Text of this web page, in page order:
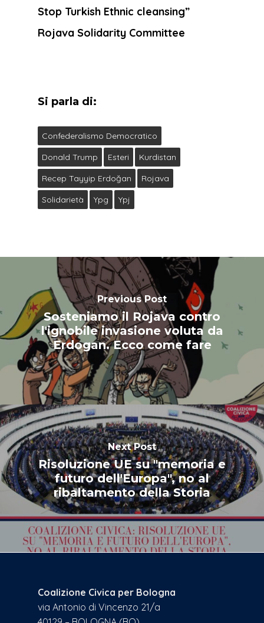
Stop Turkish Ethnic cleansing”
Rojava Solidarity Committee
Si parla di:
Confederalismo Democratico
Donald Trump
Esteri
Kurdistan
Recep Tayyip Erdoğan
Rojava
Solidarietà
Ypg Ypj
Previous Post
Sosteniamo il Rojava contro
l'ignobile invasione voluta da
Erdogan. Ecco come fare
Next Post
Risoluzione UE su "memoria e
futuro dell'Europa", no al
ribaltamento della Storia
Coalizione Civica per Bologna
via Antonio di Vincenzo 21/a